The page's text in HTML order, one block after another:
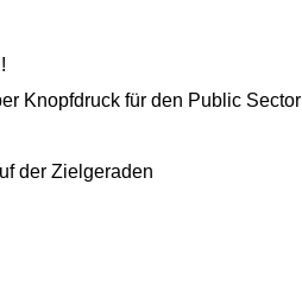
Knopfdruck für den Public Sector
der Zielgeraden